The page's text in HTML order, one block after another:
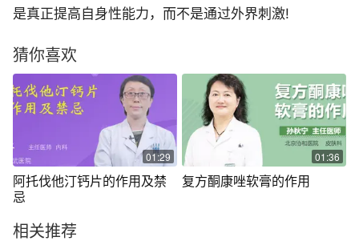
是真正提高自身性能力，而不是通过外界刺激!
猜你喜欢
01:29
阿托伐他汀钙片的作用及禁
忌
01:36
复方酮康唑软膏的作用
相关推荐